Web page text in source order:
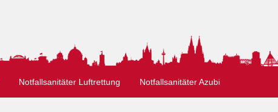
Notfallsanitäter Luftrettung Notfallsanitäter Azubi